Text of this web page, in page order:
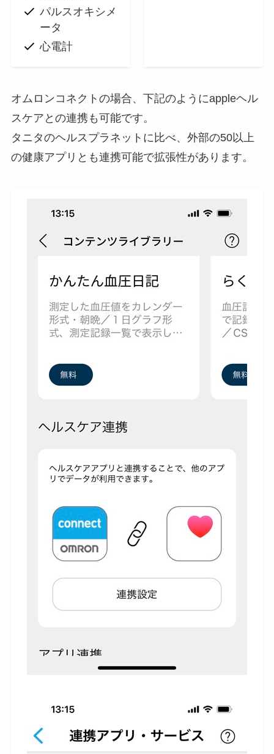
パルスオキシメ
ータ
心電計
オムロンコネクトの場合、下記のようにappleヘル
スケアとの連携も可能です。
タニタのヘルスプラネットに比べ、外部の50以上
の健康アプリとも連携可能で拡張性があります。